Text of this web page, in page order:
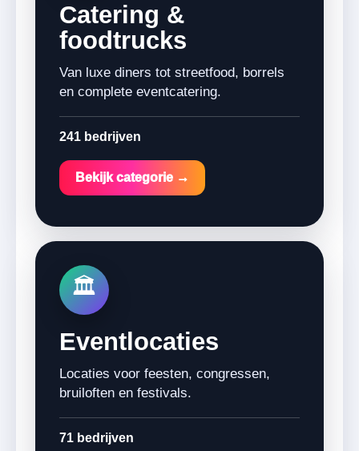
Catering &
foodtrucks
Van luxe diners tot streetfood, borrels
en complete eventcatering.
241 bedrijven
Bekijk categorie →
🏛️
Eventlocaties
Locaties voor feesten, congressen,
bruiloften en festivals.
71 bedrijven